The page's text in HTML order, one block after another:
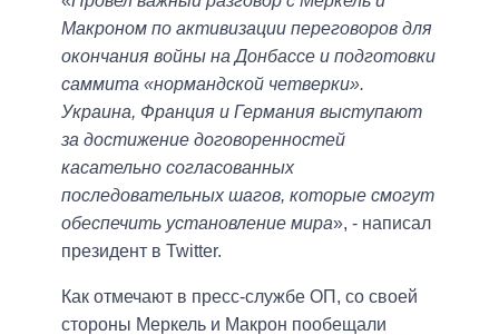
Макроном по активизации переговоров для
окончания войны на Донбассе и подготовки
саммита «нормандской четверки».
Украина, Франция и Германия выступают
за достижение договоренностей
касательно согласованных
последовательных шагов, которые смогут
обеспечить установление мира», - написал
президент в Twitter.
Как отмечают в пресс-службе ОП, со своей
стороны Меркель и Макрон пообещали